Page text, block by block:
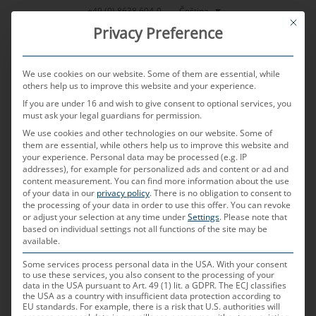
Přeskočit
+49 (0) 8638 604-0 Čeština
MENU
PUBLIKOVÁNO DNE11. 12. 2024 AUTOREM JONAS RUMOLD
ADAS
Co znamená ADAS?
Advanced Driver Assistance Systems (ADAS) jsou
vyspělé asistenční systémy, které pomáhají zvýšit
bezpečnost a pohodlí při řízení. Příkladem jsou
This
Privacy Preference
We use cookies on our website. Some of them are essential, while
others help us to improve this website and your experience.
If you are under 16 and wish to give consent to optional services, you
must ask your legal guardians for permission.
We use cookies and other technologies on our website. Some of
them are essential, while others help us to improve this website and
your experience. Personal data may be processed (e.g. IP
addresses), for example for personalized ads and content or ad and
content measurement.You can find more information about the use
of your data in our privacy policy.There is no obligation to consent to
the processing of your data in order to use this offer.You can revoke
or adjust your selection at any time underSettings. Please note that
based on individual settings not all functions of the site may be
available.
Some services process personal data in the USA. With your consent
to use these services, you also consent to the processing of your
data in the USA pursuant to Art. 49 (1) lit. a GDPR. The ECJ classifies
the USA as a country with insufficient data protection according to
EU standards. For example, there is a risk that U.S. authorities will